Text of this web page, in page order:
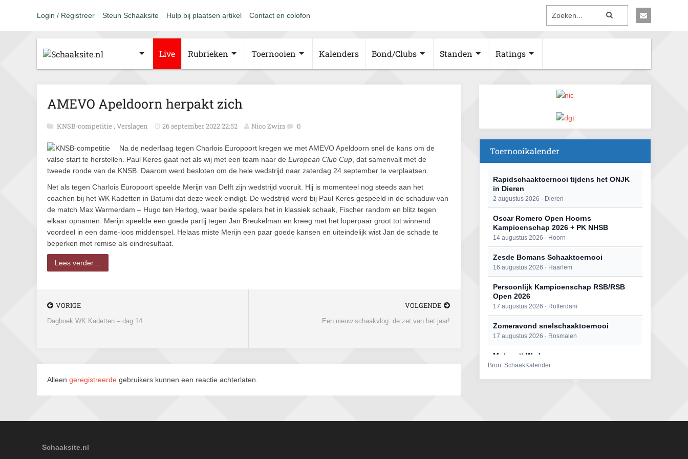
Login / Registreer Steun Schaaksite Hulp bij plaatsen artikel Contact en colofon
Live Rubrieken Toernooien Kalenders Bond/Clubs Standen Ratings
AMEVO Apeldoorn herpakt zich
KNSB-competitie , Verslagen 26 september 2022 22:52 Nico Zwirs 0
Na de nederlaag tegen Charlois Europoort kregen we met AMEVO Apeldoorn snel de kans om de
valse start te herstellen. Paul Keres gaat net als wij met een team naar de European Club Cup , dat samenvalt met de
tweede ronde van de KNSB. Daarom werd besloten om de hele wedstrijd naar zaterdag 24 september te verplaatsen.
Net als tegen Charlois Europoort speelde Merijn van Delft zijn wedstrijd vooruit. Hij is momenteel nog steeds aan het
coachen bij het WK Kadetten in Batumi dat deze week eindigt. De wedstrijd werd bij Paul Keres gespeeld in de schaduw van
de match Max Warmerdam – Hugo ten Hertog, waar beide spelers het in klassiek schaak, Fischer random en blitz tegen
elkaar opnamen. Merijn speelde een goede partij tegen Jan Breukelman en kreeg met het loperpaar groot tot winnend
voordeel in een dame-loos middenspel. Helaas miste Merijn een paar goede kansen en uiteindelijk wist Jan de schade te
beperken met remise als eindresultaat.
Lees verder…
VORIGE
Dagboek WK Kadetten – dag 14
VOLGENDE
Een nieuw schaakvlog: de zet van het jaar!
Alleen geregistreerde gebruikers kunnen een reactie achterlaten.
Toernooikalender
Rapidschaaktoernooi tijdens het ONJK
in Dieren
2 augustus 2026 · Dieren
Oscar Romero Open Hoorns
Kampioenschap 2026 + PK NHSB
14 augustus 2026 · Hoorn
Zesde Bomans Schaaktoernooi
16 augustus 2026 · Haarlem
Persoonlijk Kampioenschap RSB/RSB
Open 2026
17 augustus 2026 · Rotterdam
Zomeravond snelschaaktoernooi
17 augustus 2026 · Rosmalen
Mat op ‘t Wad
22 augustus 2026 · Den Burg, Texel
Bron: SchaakKalender
Schaaksite.nl